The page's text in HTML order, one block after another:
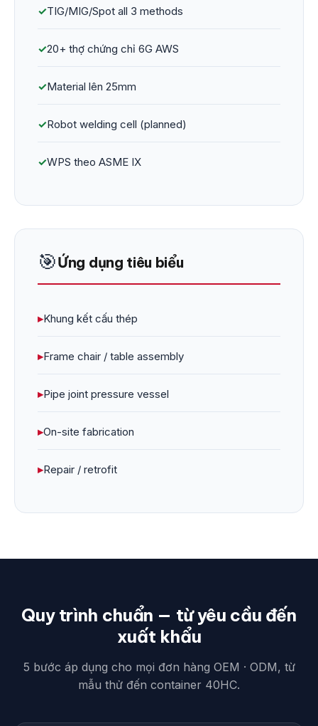
✓TIG/MIG/Spot all 3 methods
✓20+ thợ chứng chỉ 6G AWS
✓Material lên 25mm
✓Robot welding cell (planned)
✓WPS theo ASME IX
🎯Ứng dụng tiêu biểu
▸Khung kết cấu thép
▸Frame chair / table assembly
▸Pipe joint pressure vessel
▸On-site fabrication
▸Repair / retrofit
Quy trình chuẩn — từ yêu cầu đến
xuất khẩu
5 bước áp dụng cho mọi đơn hàng OEM · ODM, từ
mẫu thử đến container 40HC.